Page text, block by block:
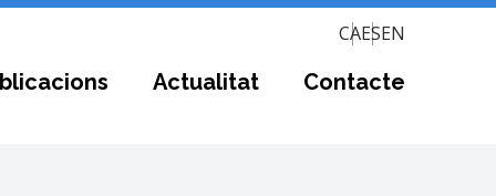
CAESEN
Actualitat Contacte